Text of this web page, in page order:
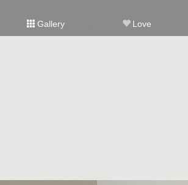
Gallery Love